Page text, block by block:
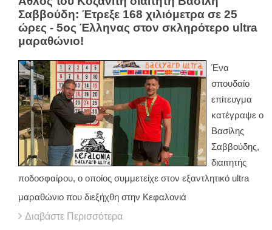
Σαββούδη: Έτρεξε 168 χιλιόμετρα σε 25
ώρες - 5ος Έλληνας στον σκληρότερο ultra
μαραθώνιο!
Ένα
σπουδαίο
επίτευγμα
κατέγραψε ο
Βασίλης
Σαββούδης,
διαιτητής
ποδοσφαίρου, ο οποίος συμμετείχε στον εξαντλητικό ultra
μαραθώνιο που διεξήχθη στην Κεφαλονιά
Διαβάστε Περισσότερα